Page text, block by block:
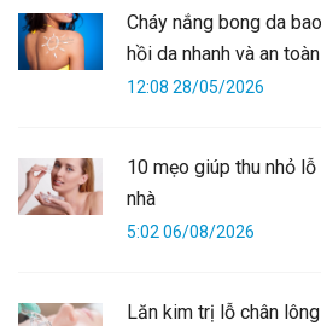
Cháy nắng bong da
hồi da nhanh và an toàn
12:08 28/05/2026
10 mẹo giúp thu nhỏ
nhà
5:02 06/08/2026
Lăn kim trị lỗ chân